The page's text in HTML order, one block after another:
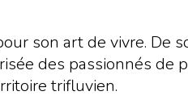
son art de vivre. De
des passionnés de
trifluvien.